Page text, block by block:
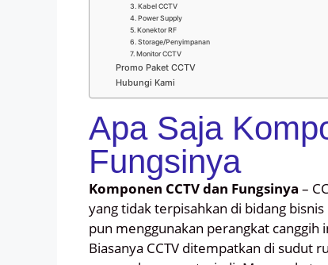
3. Kabel CCTV
4. Power Supply
5. Konektor RF
6. Storage/Penyimpanan
7. Monitor CCTV
Promo Paket CCTV
Hubungi Kami
Apa Saja
Fungsinya
Komponen CCTV dan Fungsinya –
yang tidak terpisahkan di bidang
pun menggunakan perangkat canggih
Biasanya CCTV ditempatkan di sudut